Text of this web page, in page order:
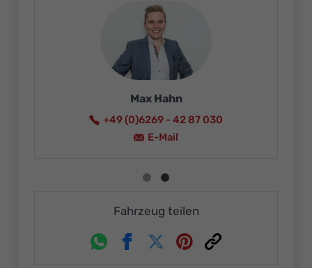
Max Hahn
+49 (0)6269 - 42 87 030
E-Mail
Fahrzeug teilen
WhatsappFacebookTwitterPinterest
Link